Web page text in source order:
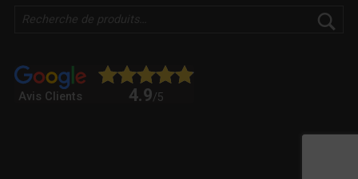
Avis Clients 4.9/5